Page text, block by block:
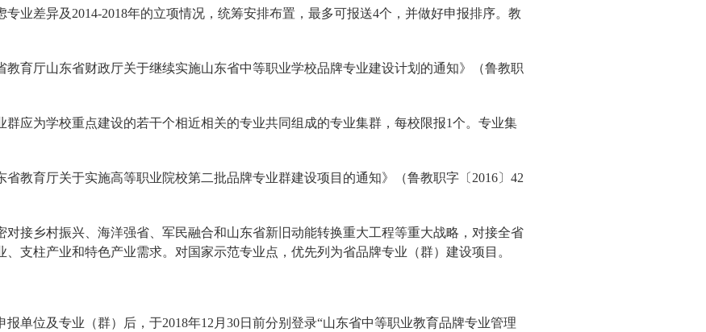
业差异及2014-2018年的立项情况，统筹安排布置，最多可报送4个，并做好申报排序。教
教育厅山东省财政厅关于继续实施山东省中等职业学校品牌专业建设计划的通知》（鲁教职
群应为学校重点建设的若干个相近相关的专业共同组成的专业集群，每校限报1个。专业集
省教育厅关于实施高等职业院校第二批品牌专业群建设项目的通知》（鲁教职字〔2016〕42
对接乡村振兴、海洋强省、军民融合和山东省新旧动能转换重大工程等重大战略，对接全省
支柱产业和特色产业需求。对国家示范专业点，优先列为省品牌专业（群）建设项目。
单位及专业（群）后，于2018年12月30日前分别登录“山东省中等职业教育品牌专业管理